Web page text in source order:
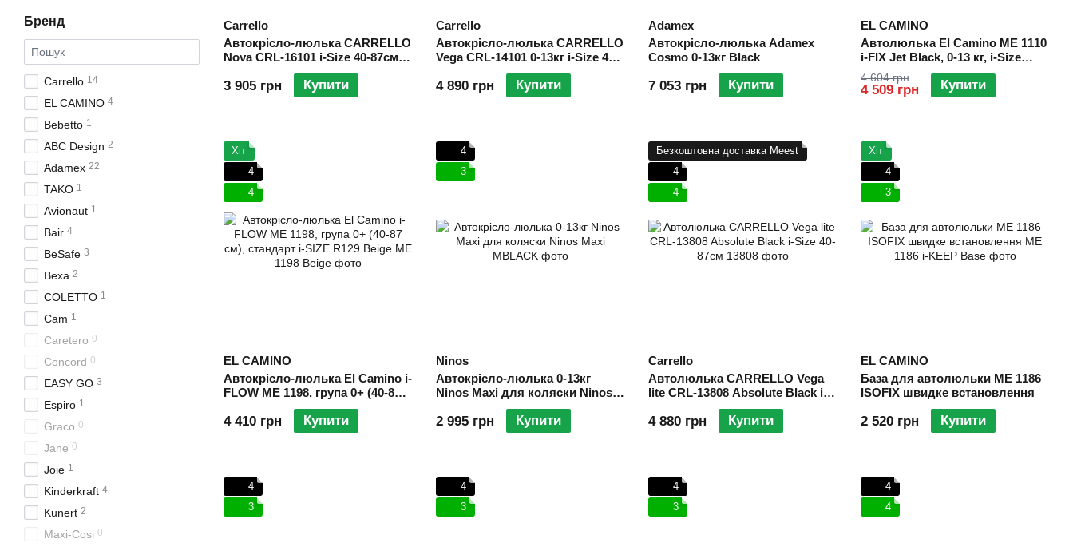
Carrello
Автокрісло-люлька CARRELLO
Nova CRL-16101 i-Size 40-87см
3 905 грн Купити
Carrello
Автокрісло-люлька CARRELLO
Vega CRL-14101 0-13кг i-Size 40-
4 890 грн Купити
Adamex
Автокрісло-люлька Аdamex
Cosmo 0-13кг Black
7 053 грн Купити
EL CAMINO
Автолюлька El Camino ME 1110
i-FIX Jet Black, 0-13 кг, i-Size
R129
4 604 грн
4 509 грн Купити
Хіт
4
4
EL CAMINO
Автокрісло-люлька El Camino i-
FLOW ME 1198, група 0+ (40-87
см), стандарт i-SIZE R129 Beige
4 410 грн Купити
4
3
Ninos
Автокрісло-люлька 0-13кг
Ninos Maxi для коляски Ninos
2 995 грн Купити
Безкоштовна доставка Meest
4
4
Carrello
Автолюлька CARRELLO Vega
lite CRL-13808 Absolute Black i-
Size 40-87см
4 880 грн Купити
Хіт
4
3
EL CAMINO
База для автолюльки ME 1186
ISOFIX швидке встановлення
2 520 грн Купити
4
3
4
3
4
3
4
4
Бренд
Carrello 14
EL CAMINO 4
Bebetto 1
ABC Design 2
Adamex 22
TAKO 1
Avionaut 1
Bair 4
BeSafe 3
Bexa 2
COLETTO 1
Cam 1
Caretero 0
Concord 0
EASY GO 3
Espiro 1
Graco 0
Jane 0
Joie 1
Kinderkraft 4
Kunert 2
Maxi-Cosi 0